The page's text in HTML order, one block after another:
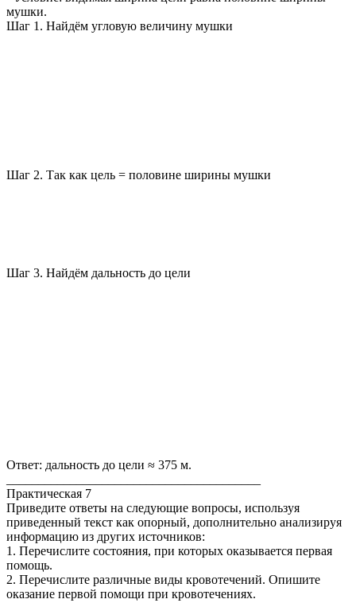
мушки.
Шаг 1. Найдём угловую величину мушки
Шаг 2. Так как цель = половине ширины мушки
Шаг 3. Найдём дальность до цели
Ответ: дальность до цели ≈ 375 м.
Практическая 7
Приведите ответы на следующие вопросы, используя
приведенный текст как опорный, дополнительно анализируя
информацию из других источников:
1. Перечислите состояния, при которых оказывается первая
помощь.
2. Перечислите различные виды кровотечений. Опишите
оказание первой помощи при кровотечениях.